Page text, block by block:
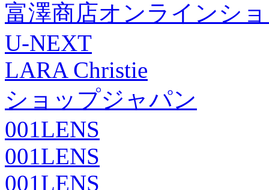
富澤商店オンラインシ
U-NEXT
LARA Christie
ショップジャパン
001LENS
001LENS
001LENS